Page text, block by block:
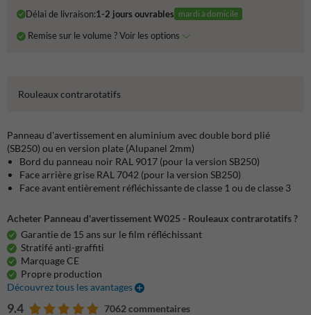
Délai de livraison:1-2 jours ouvrables mardi à domicile
Remise sur le volume ? Voir les options
Rouleaux contrarotatifs
Panneau d'avertissement en aluminium avec double bord plié
(SB250) ou en version plate (Alupanel 2mm)
Bord du panneau noir RAL 9017 (pour la version SB250)
Face arrière grise RAL 7042 (pour la version SB250)
Face avant entièrement réfléchissante de classe 1 ou de classe 3
Acheter Panneau d'avertissement W025 - Rouleaux contrarotatifs ?
Garantie de 15 ans sur le film réfléchissant
Stratifé anti-graffiti
Marquage CE
Propre production
Découvrez tous les avantages
9.4 7062 commentaires